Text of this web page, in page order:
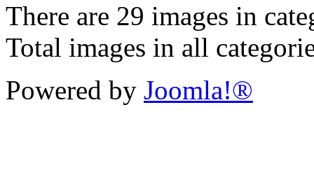
There are 29 images in
Total images in all
Powered by Joomla!®